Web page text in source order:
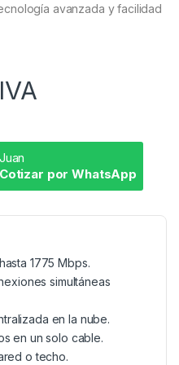
avanzada y facilidad
Juan
Cotizar por WhatsApp
1775 Mbps.
simultáneas
en la nube.
en un solo cable.
o techo.